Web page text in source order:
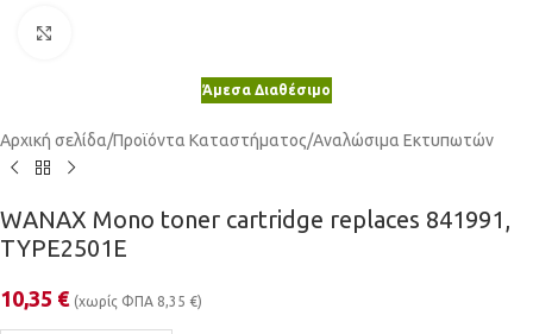
Άμεσα Διαθέσιμο
Αρχική σελίδα/Προϊόντα Καταστήματος/Αναλώσιμα Εκτυπωτών
WANAX Mono toner cartridge replaces 841991,
TYPE2501E
10,35 € (χωρίς ΦΠΑ 8,35 €)